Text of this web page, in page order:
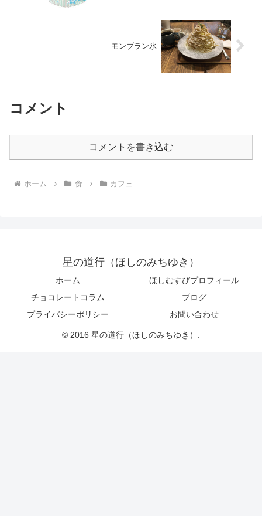
モンブラン氷
コメント
コメントを書き込む
ホーム 食 カフェ
星の道行（ほしのみちゆき）
ホーム
ほしむすびプロフィール
チョコレートコラム
ブログ
プライバシーポリシー
お問い合わせ
© 2016 星の道行（ほしのみちゆき）.